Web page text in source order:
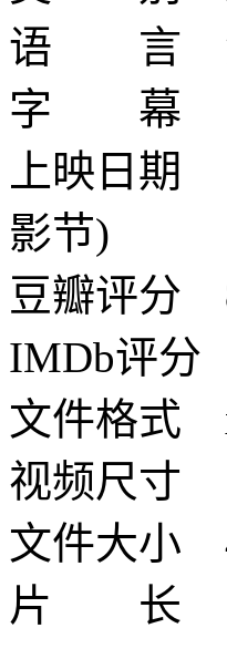
语 言 汉
字 幕 中
上映日期
影节)
豆瓣评分
IMDb评分
文件格式
视频尺寸
文件大小
片 长